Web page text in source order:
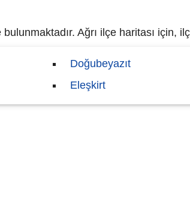
Ağrı ilçe haritası için,
Doğubeyazıt
Eleşkirt